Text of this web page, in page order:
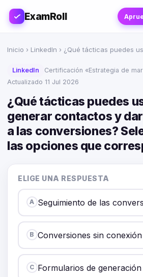
ExamRoll
Inicio › LinkedIn › ¿Qué tácticas puedes
LinkedIn Certificación «Estrategia de
Actualizado 11 Jul 2026
¿Qué tácticas puedes
generar contactos y
a las conversiones?
las opciones que
ELIGE UNA RESPUESTA
A Seguimiento de las
B Conversiones sin conexión
C Formularios de